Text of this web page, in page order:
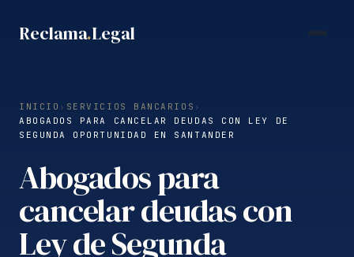
Reclama.Legal
INICIO › SERVICIOS BANCARIOS ›
ABOGADOS PARA CANCELAR DEUDAS CON LEY DE
SEGUNDA OPORTUNIDAD EN SANTANDER
Abogados para
cancelar deudas con
Ley de Segunda